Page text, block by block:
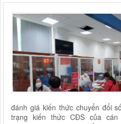
đánh giá kiến thức chuyển đổi
trạng kiến thức CĐS của